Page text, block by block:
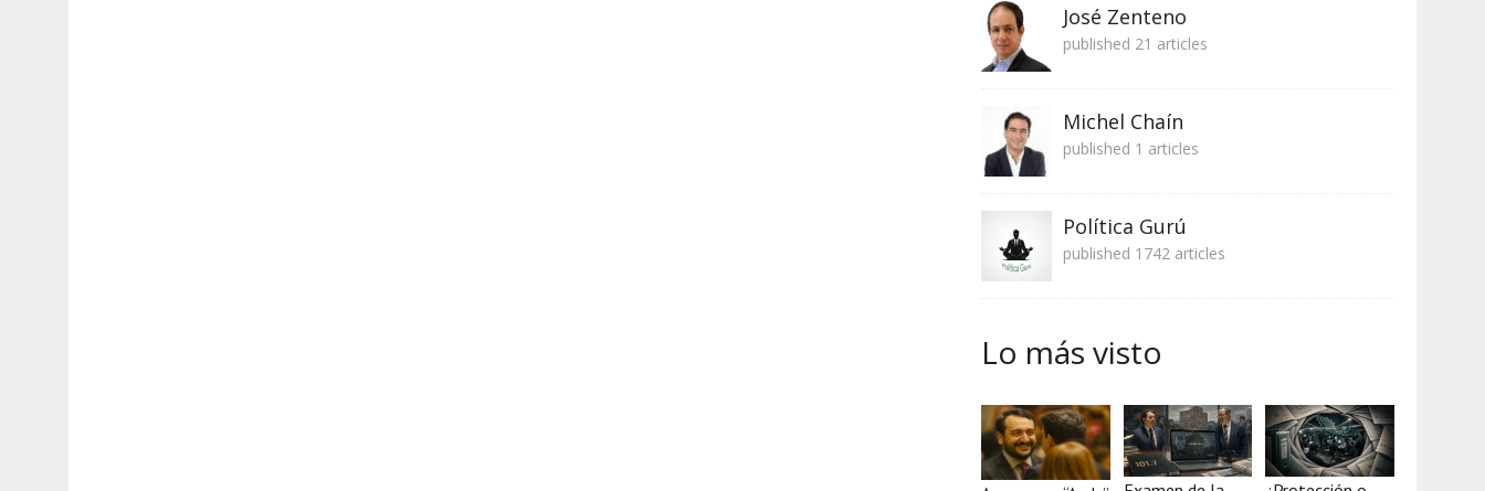
José Zenteno
published 21 articles
Michel Chaín
published 1 articles
Política Gurú
published 1742 articles
Lo más visto